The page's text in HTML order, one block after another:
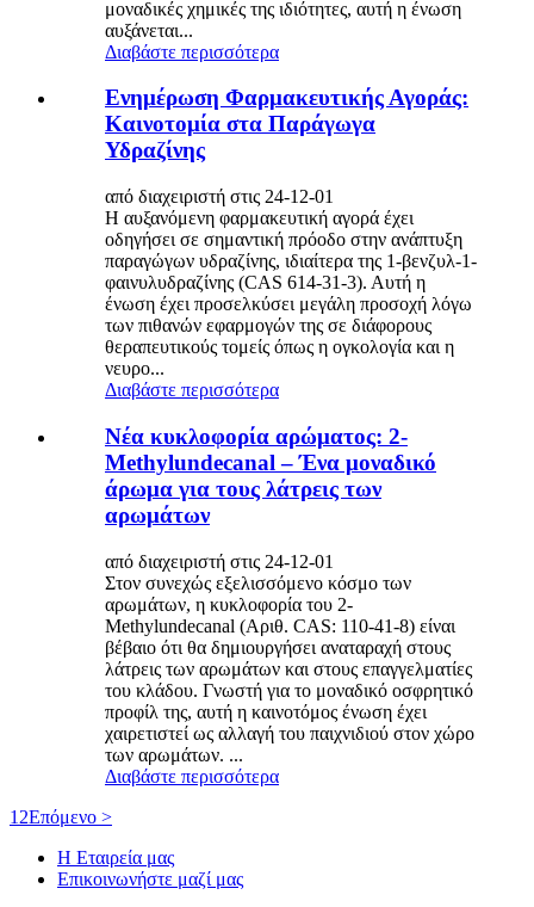
μοναδικές χημικές της ιδιότητες, αυτή η ένωση
αυξάνεται...
Διαβάστε περισσότερα
Ενημέρωση Φαρμακευτικής Αγοράς:
Καινοτομία στα Παράγωγα
Υδραζίνης
από διαχειριστή στις 24-12-01
Η αυξανόμενη φαρμακευτική αγορά έχει
οδηγήσει σε σημαντική πρόοδο στην ανάπτυξη
παραγώγων υδραζίνης, ιδιαίτερα της 1-βενζυλ-1-
φαινυλυδραζίνης (CAS 614-31-3). Αυτή η
ένωση έχει προσελκύσει μεγάλη προσοχή λόγω
των πιθανών εφαρμογών της σε διάφορους
θεραπευτικούς τομείς όπως η ογκολογία και η
νευρο...
Διαβάστε περισσότερα
Νέα κυκλοφορία αρώματος: 2-
Methylundecanal – Ένα μοναδικό
άρωμα για τους λάτρεις των
αρωμάτων
από διαχειριστή στις 24-12-01
Στον συνεχώς εξελισσόμενο κόσμο των
αρωμάτων, η κυκλοφορία του 2-
Methylundecanal (Αριθ. CAS: 110-41-8) είναι
βέβαιο ότι θα δημιουργήσει αναταραχή στους
λάτρεις των αρωμάτων και στους επαγγελματίες
του κλάδου. Γνωστή για το μοναδικό οσφρητικό
προφίλ της, αυτή η καινοτόμος ένωση έχει
χαιρετιστεί ως αλλαγή του παιχνιδιού στον χώρο
των αρωμάτων. ...
Διαβάστε περισσότερα
1 2Επόμενο >
Η Εταιρεία μας
Επικοινωνήστε μαζί μας